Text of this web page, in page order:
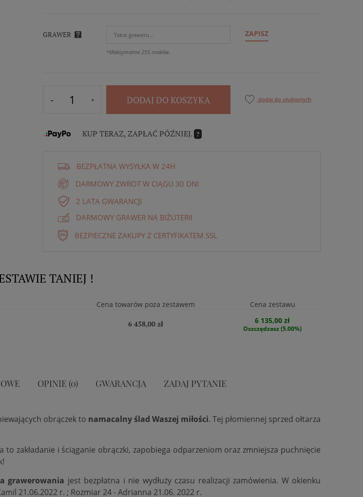
GRAWER ZAPISZ
*Maksymalnie 255 znaków.
DODAJ DO KOSZYKA dodaj do ulubionych
KUP TERAZ, ZAPŁAĆ PÓŹNIEJ. ?
BEZPŁATNA WYSYŁKA W 24H
DARMOWY ZWROT W CIĄGU 30 DNI
2 LATA GWARANCJI
DARMOWY GRAWER NA BIŻUTERII
BEZPIECZNE ZAKUPY Z CERTYFIKATEM SSL
TANIEJ !
Cena towarów poza zestawem Cena zestawu
6 458,00 zł 6 135,00 zł
Oszczędzasz (5.00%)
OPINIE (0) GWARANCJA ZADAJ PYTANIE
obrączek to namacalny ślad Waszej miłości. Tej płomiennej sprzed ołtarza
to zakładanie i ściąganie obrączki, zapobiega odparzeniom oraz zmniejsza puchnięcie
grawerowania jest bezpłatna i nie wydłuży czasu realizacji zamówienia. W okienku
21.06.2022 r. ; Rozmiar 24 - Adrianna 21.06. 2022 r.